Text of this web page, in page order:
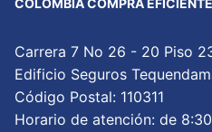
COLOMBIA COMPRA EFICIENTE
Carrera 7 No 26 - 20 Piso
Edificio Seguros
Código Postal: 110311
Horario de atención: de